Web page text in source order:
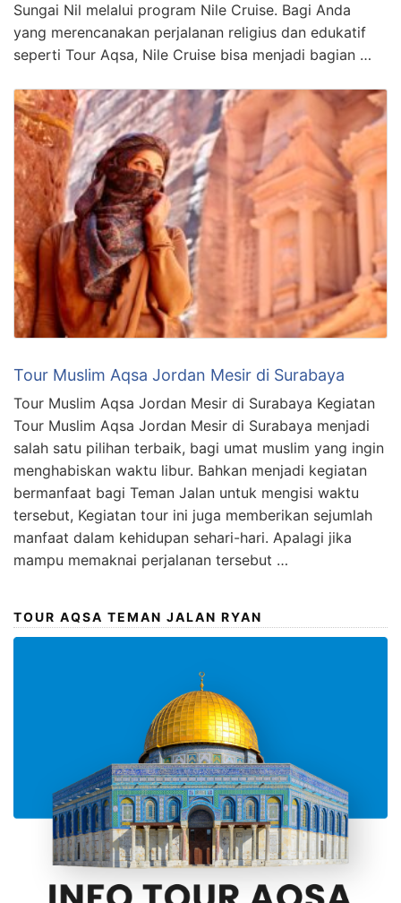
Sungai Nil melalui program Nile Cruise. Bagi Anda
yang merencanakan perjalanan religius dan edukatif
seperti Tour Aqsa, Nile Cruise bisa menjadi bagian …
Tour Muslim Aqsa Jordan Mesir di Surabaya
Tour Muslim Aqsa Jordan Mesir di Surabaya Kegiatan
Tour Muslim Aqsa Jordan Mesir di Surabaya menjadi
salah satu pilihan terbaik, bagi umat muslim yang ingin
menghabiskan waktu libur. Bahkan menjadi kegiatan
bermanfaat bagi Teman Jalan untuk mengisi waktu
tersebut, Kegiatan tour ini juga memberikan sejumlah
manfaat dalam kehidupan sehari-hari. Apalagi jika
mampu memaknai perjalanan tersebut …
TOUR AQSA TEMAN JALAN RYAN